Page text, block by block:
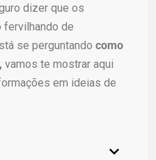
dizer que os
de
se perguntando como
vamos te mostrar aqui
em ideias de